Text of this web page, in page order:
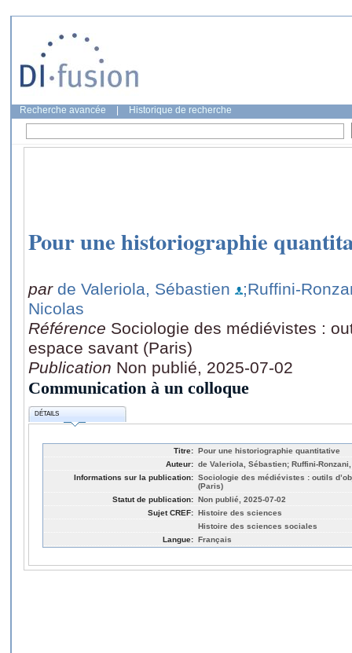
Recherche avancée Historique de recherche
Pour une historiographie
par de Valeriola, Sébastien
;Ruffini-
Nicolas
Référence Sociologie des médiévistes :
espace savant (Paris)
Publication Non publié, 2025-07-02
Communication à un colloque
DÉTAILS
Titre: Pour une historiographie quantitative
Auteur: de Valeriola, Sébastien; Ruffini-
Informations sur la publication: Sociologie des médiévistes : outils
(Paris)
Statut de publication: Non publié, 2025-07-02
Sujet CREF: Histoire des sciences
Histoire des sciences sociales
Langue: Français